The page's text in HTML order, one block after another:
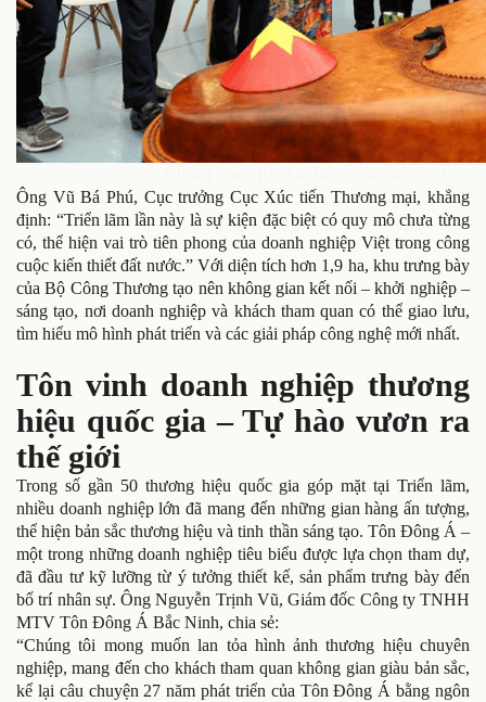
Ông Vũ Bá Phú, Cục trưởng Cục Xúc tiến Thương mại, khẳng
định: “Triển lãm lần này là sự kiện đặc biệt có quy mô chưa từng
có, thể hiện vai trò tiên phong của doanh nghiệp Việt trong công
cuộc kiến thiết đất nước.” Với diện tích hơn 1,9 ha, khu trưng bày
của Bộ Công Thương tạo nên không gian kết nối – khởi nghiệp –
sáng tạo, nơi doanh nghiệp và khách tham quan có thể giao lưu,
tìm hiểu mô hình phát triển và các giải pháp công nghệ mới nhất.
Tôn vinh doanh nghiệp thương
hiệu quốc gia – Tự hào vươn ra
thế giới
Trong số gần 50 thương hiệu quốc gia góp mặt tại Triển lãm,
nhiều doanh nghiệp lớn đã mang đến những gian hàng ấn tượng,
thể hiện bản sắc thương hiệu và tinh thần sáng tạo. Tôn Đông Á –
một trong những doanh nghiệp tiêu biểu được lựa chọn tham dự,
đã đầu tư kỹ lưỡng từ ý tưởng thiết kế, sản phẩm trưng bày đến
bố trí nhân sự. Ông Nguyễn Trịnh Vũ, Giám đốc Công ty TNHH
MTV Tôn Đông Á Bắc Ninh, chia sẻ:
“Chúng tôi mong muốn lan tỏa hình ảnh thương hiệu chuyên
nghiệp, mang đến cho khách tham quan không gian giàu bản sắc,
kể lại câu chuyện 27 năm phát triển của Tôn Đông Á bằng ngôn